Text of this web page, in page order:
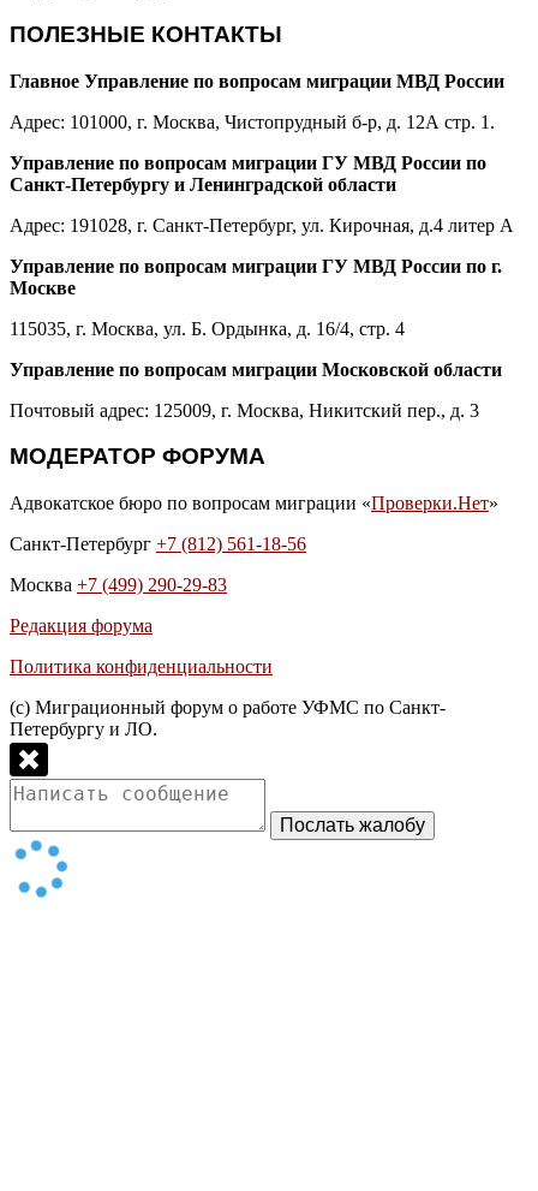
ПОЛЕЗНЫЕ КОНТАКТЫ
Главное Управление по вопросам миграции МВД России
Адрес: 101000, г. Москва, Чистопрудный б-р, д. 12А стр. 1.
Управление по вопросам миграции ГУ МВД России по
Санкт-Петербургу и Ленинградской области
Адрес: 191028, г. Санкт-Петербург, ул. Кирочная, д.4 литер А
Управление по вопросам миграции ГУ МВД России по г.
Москве
115035, г. Москва, ул. Б. Ордынка, д. 16/4, стр. 4
Управление по вопросам миграции Московской области
Почтовый адрес: 125009, г. Москва, Никитский пер., д. 3
МОДЕРАТОР ФОРУМА
Адвокатское бюро по вопросам миграции «Проверки.Нет»
Санкт-Петербург +7 (812) 561-18-56
Москва +7 (499) 290-29-83
Редакция форума
Политика конфиденциальности
(с) Миграционный форум о работе УФМС по Санкт-
Петербургу и ЛО.